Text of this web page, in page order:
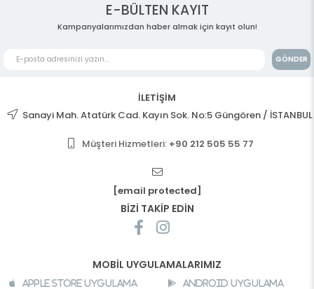
E-BÜLTEN KAYIT
Kampanyalarımızdan haber almak için kayıt olun!
GÖNDER
İLETİŞİM
Sanayi Mah. Atatürk Cad. Kayın Sok. No:5 Güngören / İSTANBUL
Müşteri Hizmetleri: +90 212 505 55 77
[email protected]
BİZİ TAKİP EDİN
MOBİL UYGULAMALARIMIZ
Apple Store Uygulama Android Uygulama